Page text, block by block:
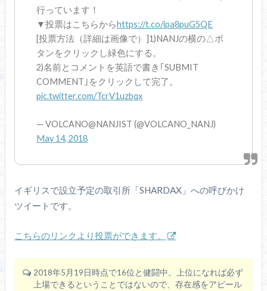
行っています！
▼投票はこちらからhttps://t.co/ipa8puG5QE
[投票方法（詳細は画像で）]1)NANJの横の△ボ
タンをクリックし緑色にする。
2)名前とコメントを英語で書き｢SUBMIT
COMMENT｣をクリックして完了。
pic.twitter.com/TcrV1uzbqx
— VOLCANO@NANJIST (@VOLCANO_NANJ)
May 14, 2018
イギリスで設立予定の取引所「SHARDAX」への呼びかけ
ツイートです。
こちらのリンクより投票ができます。
2018年5月19日時点で16位と健闘中。上位になれば必ず
上場できるということではないので、存在感をアピール